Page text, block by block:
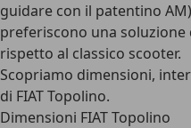
guidare con il patentino
preferiscono una
rispetto al classico scooter.
Scopriamo dimensioni,
di FIAT Topolino.
Dimensioni FIAT Topolino